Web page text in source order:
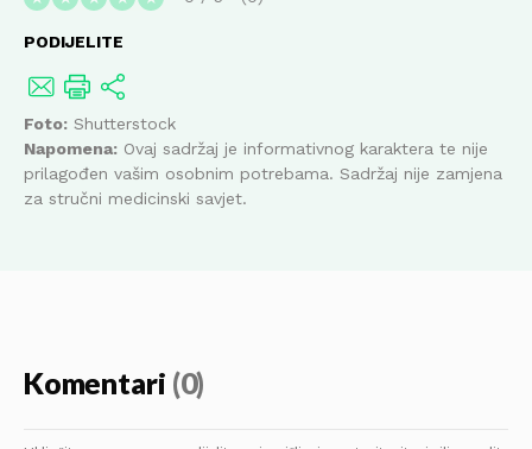
PODIJELITE
Foto: Shutterstock
Napomena: Ovaj sadržaj je informativnog karaktera te nije
prilagođen vašim osobnim potrebama. Sadržaj nije zamjena
za stručni medicinski savjet.
Komentari (0)